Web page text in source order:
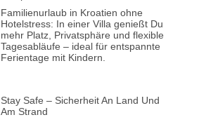
Familienurlaub in Kroatien ohne
Hotelstress: In einer Villa genießt Du
mehr Platz, Privatsphäre und flexible
Tagesabläufe – ideal für entspannte
Ferientage mit Kindern.
Stay Safe – Sicherheit An Land Und
Am Strand